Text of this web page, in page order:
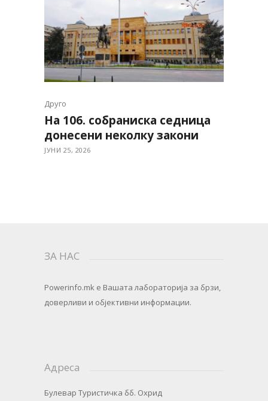
Друго
На 106. собраниска седница
донесени неколку закони
ЈУНИ 25, 2026
ЗА НАС
Powerinfo.mk e Вашата лабораторија за брзи,
доверливи и објективни информации.
Адреса
Булевар Туристичка бб. Охрид